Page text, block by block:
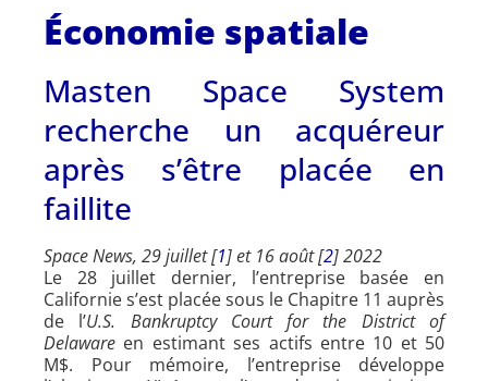
Économie spatiale
Masten Space System
recherche un acquéreur
après s’être placée en
faillite
Space News, 29 juillet [1] et 16 août [2] 2022
Le 28 juillet dernier, l’entreprise basée en
Californie s’est placée sous le Chapitre 11 auprès
de l’U.S. Bankruptcy Court for the District of
Delaware en estimant ses actifs entre 10 et 50
M$. Pour mémoire, l’entreprise développe